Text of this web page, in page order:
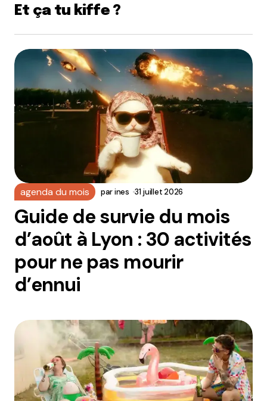
Et ça tu kiffe ?
agenda du mois parines 31 juillet 2026
Guide de survie du mois
d’août à Lyon : 30 activités
pour ne pas mourir
d’ennui